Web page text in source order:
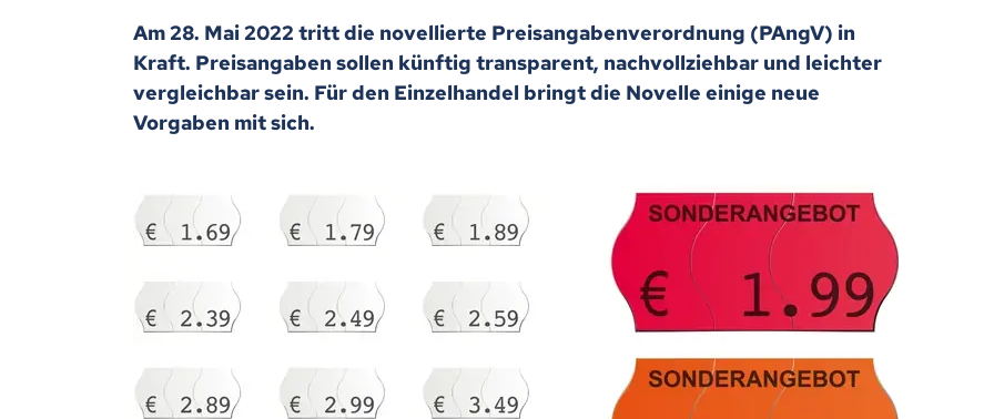
Am 28. Mai 2022 tritt die novellierte Preisangabenverordnung (PAngV) in
Kraft. Preisangaben sollen künftig transparent, nachvollziehbar und leichter
vergleichbar sein. Für den Einzelhandel bringt die Novelle einige neue
Vorgaben mit sich.